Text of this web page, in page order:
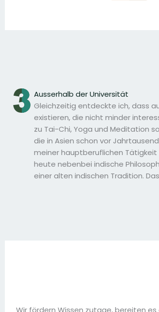
Ausserhalb der Universität
Gleichzeitig entdeckte ich, dass
existieren, die nicht minder
zu Tai-Chi, Yoga und Meditation
die in Asien schon vor
meiner hauptberuflichen
heute nebenbei indische
einer alten indischen Tradition.
Wir fördern Wissen zutage, bereiten